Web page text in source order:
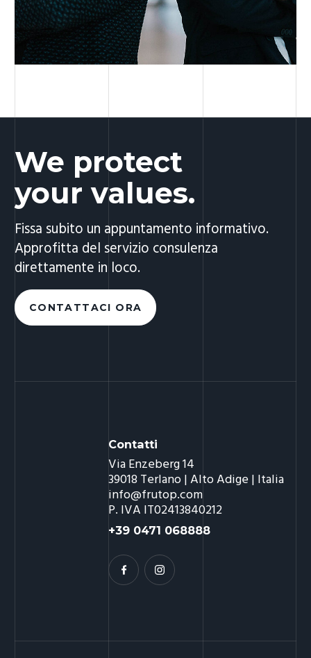
We protect
your values.
Fissa subito un appuntamento informativo.
Approfitta del servizio consulenza
direttamente in loco.
CONTATTACI ORA
Contatti
Via Enzeberg 14
39018 Terlano | Alto Adige | Italia
info@frutop.com
P. IVA IT02413840212
+39 0471 068888